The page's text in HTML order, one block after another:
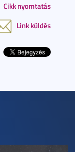
Cikk nyomtatás
Link küldés